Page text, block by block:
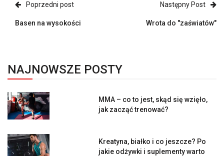
Poprzedni post
Basen na wysokości
Następny Post
Wrota do "zaświatów"
NAJNOWSZE POSTY
MMA – co to jest, skąd się wzięło,
jak zacząć trenować?
Kreatyna, białko i co jeszcze? Po
jakie odżywki i suplementy warto